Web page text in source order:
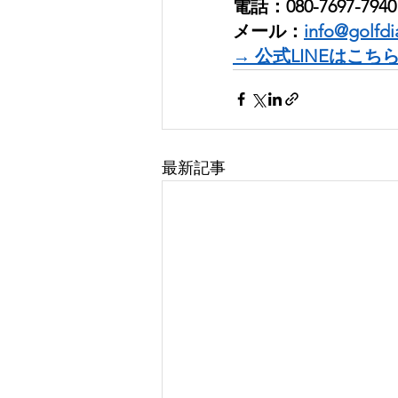
電話：080-7697-7940
メール：
→ 公式LINEはこちら
最新記事